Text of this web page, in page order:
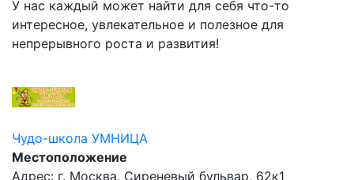
У нас каждый может найти для себя что-то
интересное, увлекательное и полезное для
непрерывного роста и развития!
Чудо-школа УМНИЦА
Местоположение
Адрес: г. Москва, Сиреневый бульвар, 62к1